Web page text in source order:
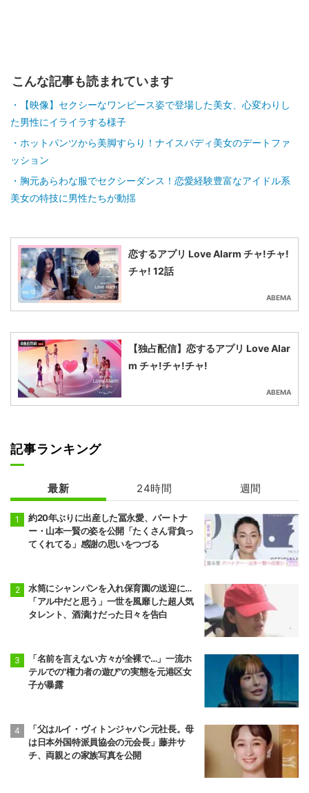
こんな記事も読まれています
【映像】セクシーなワンピース姿で登場した美女、心変わりし
た男性にイライラする様子
ホットパンツから美脚すらり！ナイスバディ美女のデートファ
ッション
胸元あらわな服でセクシーダンス！恋愛経験豊富なアイドル系
美女の特技に男性たちが動揺
恋するアプリ Love Alarm チャ!チャ!
チャ! 12話
ABEMA
【独占配信】恋するアプリ Love Alar
m チャ!チャ!チャ!
ABEMA
記事ランキング
最新 24時間 週間
約20年ぶりに出産した冨永愛、パートナ
ー・山本一賢の姿を公開「たくさん背負っ
てくれてる」感謝の思いをつづる
水筒にシャンパンを入れ保育園の送迎に…
「アル中だと思う」一世を風靡した超人気
タレント、酒漬けだった日々を告白
「名前を言えない方々が全裸で…」一流ホ
テルでの"権力者の遊び"の実態を元港区女
子が暴露
「父はルイ・ヴィトンジャパン元社長。母
は日本外国特派員協会の元会長」藤井サ
チ、両親との家族写真を公開